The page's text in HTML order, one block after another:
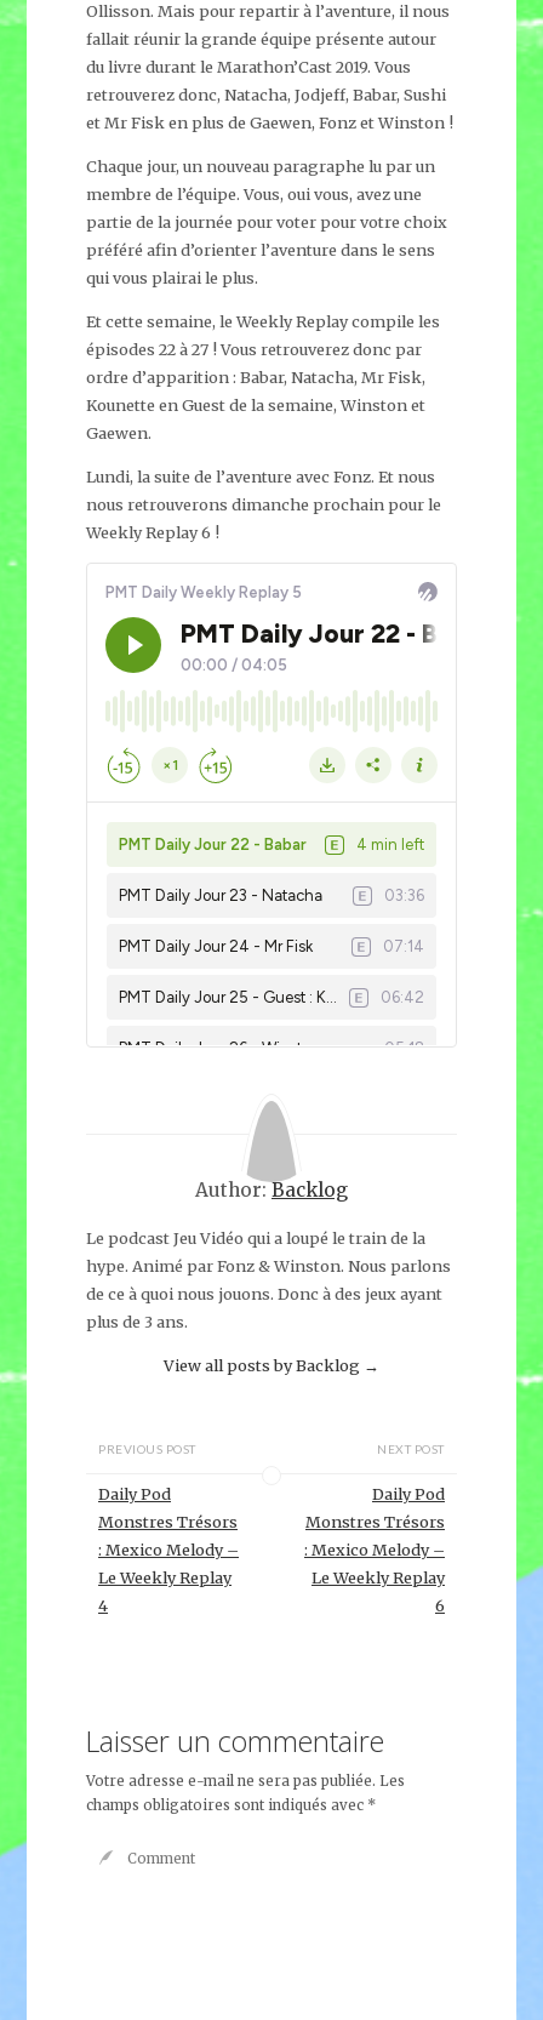
Ollisson. Mais pour repartir à l’aventure, il nous
fallait réunir la grande équipe présente autour
du livre durant le Marathon’Cast 2019. Vous
retrouverez donc, Natacha, Jodjeff, Babar, Sushi
et Mr Fisk en plus de Gaewen, Fonz et Winston !
Chaque jour, un nouveau paragraphe lu par un
membre de l’équipe. Vous, oui vous, avez une
partie de la journée pour voter pour votre choix
préféré afin d’orienter l’aventure dans le sens
qui vous plairai le plus.
Et cette semaine, le Weekly Replay compile les
épisodes 22 à 27 ! Vous retrouverez donc par
ordre d’apparition : Babar, Natacha, Mr Fisk,
Kounette en Guest de la semaine, Winston et
Gaewen.
Lundi, la suite de l’aventure avec Fonz. Et nous
nous retrouverons dimanche prochain pour le
Weekly Replay 6 !
Author:Backlog
Le podcast Jeu Vidéo qui a loupé le train de la
hype. Animé par Fonz & Winston. Nous parlons
de ce à quoi nous jouons. Donc à des jeux ayant
plus de 3 ans.
View all posts by Backlog →
PREVIOUS POST
Daily Pod
Monstres Trésors
: Mexico Melody –
Le Weekly Replay
4
NEXT POST
Daily Pod
Monstres Trésors
: Mexico Melody –
Le Weekly Replay
6
Laisser un commentaire
Votre adresse e-mail ne sera pas publiée. Les
champs obligatoires sont indiqués avec *